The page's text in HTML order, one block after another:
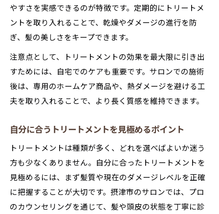
イント
やすさを実感できるのが特徴です。定期的にトリートメ
ントを取り入れることで、乾燥やダメージの進行を防
ぎ、髪の美しさをキープできます。
注意点として、トリートメントの効果を最大限に引き出
すためには、自宅でのケアも重要です。サロンでの施術
後は、専用のホームケア商品や、熱ダメージを避ける工
夫を取り入れることで、より長く質感を維持できます。
自分に合うトリートメントを見極めるポイント
トリートメントは種類が多く、どれを選べばよいか迷う
方も少なくありません。自分に合ったトリートメントを
見極めるには、まず髪質や現在のダメージレベルを正確
に把握することが大切です。摂津市のサロンでは、プロ
のカウンセリングを通じて、髪や頭皮の状態を丁寧に診